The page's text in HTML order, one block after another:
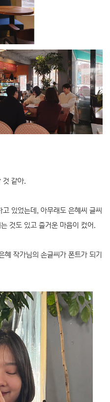
같아.
있었는데, 아무래도 은혜씨 글씨
것도 있고 즐거운 마음이 컸어.
작가님의 손글씨가 폰트가 되기